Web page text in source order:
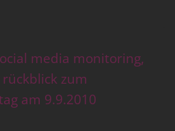
media monitoring,
zum
am 9.9.2010